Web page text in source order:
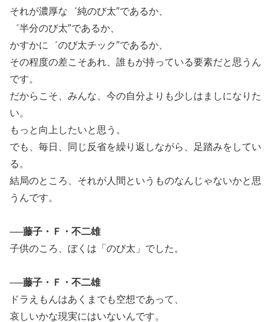
それが濃厚な゛純のび太″であるか、
゛半分のび太″であるか、
かすかに゛のび太チック″であるか、
その程度の差こそあれ、誰もが持っている要素だと思うん
です。
だからこそ、みんな、今の自分よりも少しはましになりた
い。
もっと向上したいと思う。
でも、毎日、同じ反省を繰り返しながら、足踏みをしてい
る。
結局のところ、それが人間というものなんじゃないかと思
うんです。
──藤子・Ｆ・不二雄
子供のころ、ぼくは「のび太」でした。
──藤子・Ｆ・不二雄
ドラえもんはあくまでも空想であって、
哀しいかな現実にはいないんです。